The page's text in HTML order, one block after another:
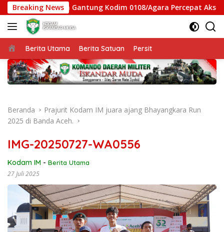
Langsung
ke
konten
Breaking News
Jembatan Gantung Kodim 0108/Agara Percepat Akses
Beranda
Berita Utama Berita Satuan Persit
Beranda
Prajurit Kodam IM juara ajang Bhayangkara Run
2025 di Banda Aceh.
IMG-20250727-WA0556
Kodam IM - Berita Utama
27 Juli 2025